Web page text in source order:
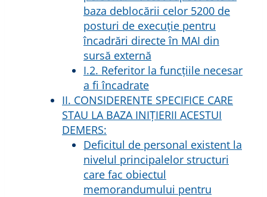
baza deblocării celor 5200 de
posturi de execuție pentru
încadrări directe în MAI din
sursă externă
I.2. Referitor la funcțiile necesar
a fi încadrate
II. CONSIDERENTE SPECIFICE CARE
STAU LA BAZA INIŢIERII ACESTUI
DEMERS:
Deficitul de personal existent la
nivelul principalelor structuri
care fac obiectul
memorandumului pentru